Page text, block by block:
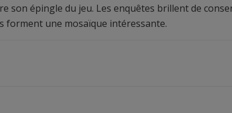
son épingle du jeu. Les enquêtes brillent de
forment une mosaïque intéressante.